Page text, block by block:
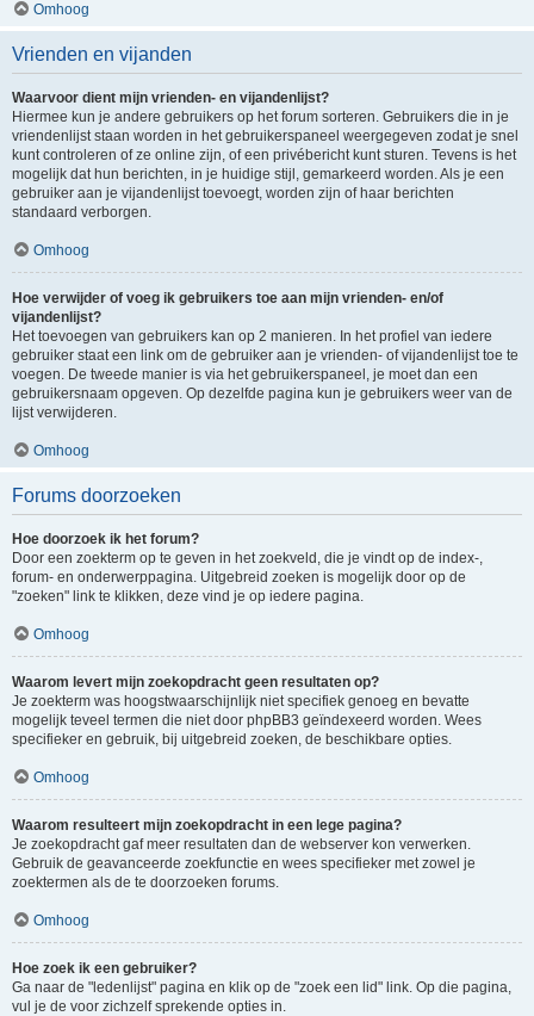
Omhoog
Vrienden en vijanden
Waarvoor dient mijn vrienden- en vijandenlijst?
Hiermee kun je andere gebruikers op het forum sorteren. Gebruikers die in je
vriendenlijst staan worden in het gebruikerspaneel weergegeven zodat je snel
kunt controleren of ze online zijn, of een privébericht kunt sturen. Tevens is het
mogelijk dat hun berichten, in je huidige stijl, gemarkeerd worden. Als je een
gebruiker aan je vijandenlijst toevoegt, worden zijn of haar berichten
standaard verborgen.
Omhoog
Hoe verwijder of voeg ik gebruikers toe aan mijn vrienden- en/of
vijandenlijst?
Het toevoegen van gebruikers kan op 2 manieren. In het profiel van iedere
gebruiker staat een link om de gebruiker aan je vrienden- of vijandenlijst toe te
voegen. De tweede manier is via het gebruikerspaneel, je moet dan een
gebruikersnaam opgeven. Op dezelfde pagina kun je gebruikers weer van de
lijst verwijderen.
Omhoog
Forums doorzoeken
Hoe doorzoek ik het forum?
Door een zoekterm op te geven in het zoekveld, die je vindt op de index-,
forum- en onderwerppagina. Uitgebreid zoeken is mogelijk door op de
"zoeken" link te klikken, deze vind je op iedere pagina.
Omhoog
Waarom levert mijn zoekopdracht geen resultaten op?
Je zoekterm was hoogstwaarschijnlijk niet specifiek genoeg en bevatte
mogelijk teveel termen die niet door phpBB3 geïndexeerd worden. Wees
specifieker en gebruik, bij uitgebreid zoeken, de beschikbare opties.
Omhoog
Waarom resulteert mijn zoekopdracht in een lege pagina?
Je zoekopdracht gaf meer resultaten dan de webserver kon verwerken.
Gebruik de geavanceerde zoekfunctie en wees specifieker met zowel je
zoektermen als de te doorzoeken forums.
Omhoog
Hoe zoek ik een gebruiker?
Ga naar de "ledenlijst" pagina en klik op de "zoek een lid" link. Op die pagina,
vul je de voor zichzelf sprekende opties in.